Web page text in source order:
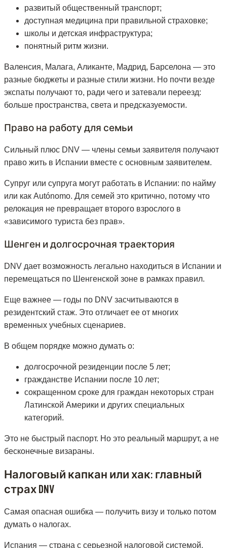
развитый общественный транспорт;
доступная медицина при правильной страховке;
школы и детская инфраструктура;
понятный ритм жизни.
Валенсия, Малага, Аликанте, Мадрид, Барселона — это
разные бюджеты и разные стили жизни. Но почти везде
экспаты получают то, ради чего и затевали переезд:
больше пространства, света и предсказуемости.
Право на работу для семьи
Сильный плюс DNV — члены семьи заявителя получают
право жить в Испании вместе с основным заявителем.
Супруг или супруга могут работать в Испании: по найму
или как Autónomo. Для семей это критично, потому что
релокация не превращает второго взрослого в
«зависимого туриста без прав».
Шенген и долгосрочная траектория
DNV дает возможность легально находиться в Испании и
перемещаться по Шенгенской зоне в рамках правил.
Еще важнее — годы по DNV засчитываются в
резидентский стаж. Это отличает ее от многих
временных учебных сценариев.
В общем порядке можно думать о:
долгосрочной резиденции после 5 лет;
гражданстве Испании после 10 лет;
сокращенном сроке для граждан некоторых стран
Латинской Америки и других специальных
категорий.
Это не быстрый паспорт. Но это реальный маршрут, а не
бесконечные визараны.
Налоговый капкан или хак: главный
страх DNV
Самая опасная ошибка — получить визу и только потом
думать о налогах.
Испания — страна с серьезной налоговой системой.